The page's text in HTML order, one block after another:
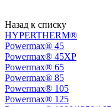
Назад к списку
HYPERTHERM®
Powermax® 45
Powermax® 45XP
Powermax® 65
Powermax® 85
Powermax® 105
Powermax® 125